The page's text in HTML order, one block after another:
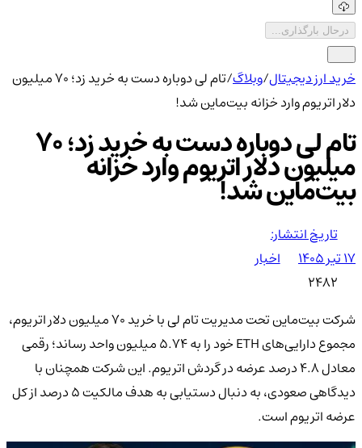
درحال بارگذاری...
خرید ارز دیجیتال/وبلاگ/
تام لی دوباره دست به خرید زد؛ ۷۰ میلیون
دلار اتریوم وارد خزانه بیت‌ماین شد!
تام لی دوباره دست به خرید زد؛ ۷۰
میلیون دلار اتریوم وارد خزانه
بیت‌ماین شد!
تاریخ انتشار:
۱۷ تیر ۱۴۰۵
اخبار
2482
شرکت بیت‌ماین تحت مدیریت تام لی با خرید ۷۰ میلیون دلار اتریوم،
مجموع دارایی‌های ETH خود را به ۵.۷۴ میلیون واحد رساند؛ رقمی
معادل ۴.۸ درصد عرضه در گردش اتریوم. این شرکت همچنان با
دیدگاهی صعودی، به دنبال دستیابی به هدف مالکیت ۵ درصد از کل
عرضه اتریوم است.